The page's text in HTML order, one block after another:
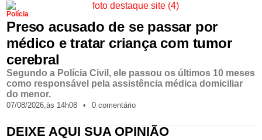
Polícia
Preso acusado de se passar por
médico e tratar criança com tumor
cerebral
Segundo a Polícia Civil, ele passou os últimos 10 meses
como responsável pela assistência médica domiciliar
do menor.
07/08/2026,às 14h08 • 0 comentário
DEIXE AQUI SUA OPINIÃO